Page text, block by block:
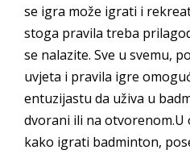
se igra može igrati i
stoga pravila treba
se nalazite. Sve u svemu,
uvjeta i pravila igre
entuzijastu da uživa u
dvorani ili na otvorenom.U
kako igrati badminton,